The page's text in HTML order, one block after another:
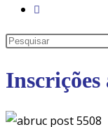
Alternar
do
Pesquisar
site